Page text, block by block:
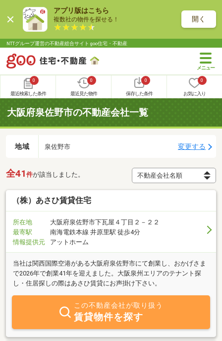
アプリ版はこちら
複数社の物件を探せる！ 開く
NTTグループ運営の不動産総合サイト goo住宅・不動産
0
最近検索した条件
0
最近見た物件
0
保存した条件
0
お気に入り
大阪府泉佐野市の不動産会社一覧
地域 泉佐野市 変更する
全41 件が該当しました。
（株）あさひ賃貸住宅
所在地
大阪府泉佐野市下瓦屋４丁目２－２２
最寄駅
南海電鉄本線 井原里駅 徒歩4分
情報提供元
アットホーム
当社は関西国際空港がある大阪府泉佐野市にて創業し、おかげさま
で2026年で創業41年を迎えました。大阪泉州エリアのテナント探
し・住居探しの際はあさひ賃貸にお声掛け下さい。
この不動産会社が取り扱う
賃貸物件を探す